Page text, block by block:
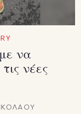
να
νέες